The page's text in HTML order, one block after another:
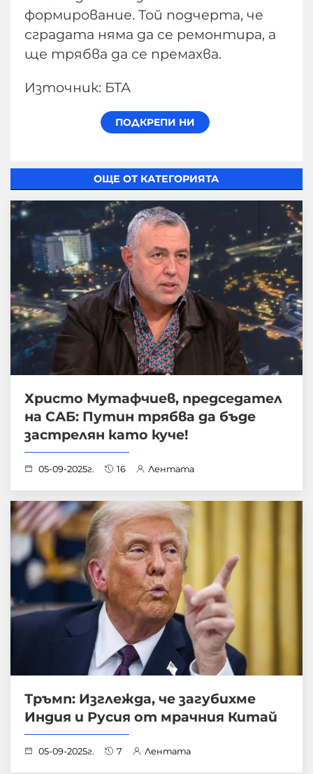
формирование. Той подчерта, че
сградата няма да се ремонтира, а
ще трябва да се премахва.
Източник: БТА
ОЩЕ ОТ КАТЕГОРИЯТА
Христо Мутафчиев, председател
на САБ: Путин трябва да бъде
застрелян като куче!
05-09-2025г. 16 Лентата
Тръмп: Изглежда, че загубихме
Индия и Русия от мрачния Китай
05-09-2025г. 7 Лентата